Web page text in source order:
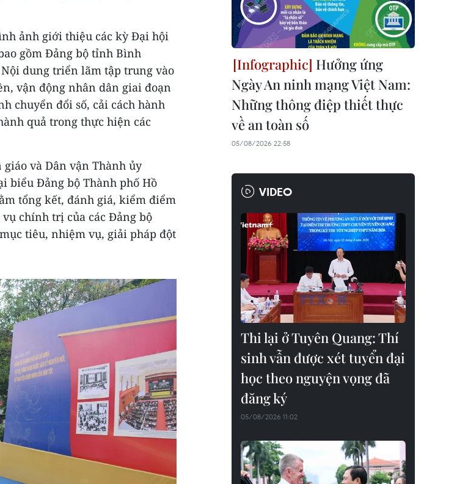
ảnh giới thiệu các kỳ Đại hội
gồm Đảng bộ tỉnh Bình
dung triển lãm tập trung vào
vận động nhân dân giai đoạn
chuyển đổi số, cải cách hành
quả trong thực hiện các
giáo và Dân vận Thành ủy
biểu Đảng bộ Thành phố Hồ
tổng kết, đánh giá, kiểm điểm
chính trị của các Đảng bộ
tiêu, nhiệm vụ, giải pháp đột
Hưởng ứng
Ngày An ninh mạng Việt Nam:
Những thông điệp thiết thực
về an toàn số
05/08/2026 22:58
VIDEO
Thi lại ở Tuyên Quang: Thí
sinh vẫn được xét tuyển đại
học theo nguyện vọng đã
đăng ký
05/08/2026 11:02